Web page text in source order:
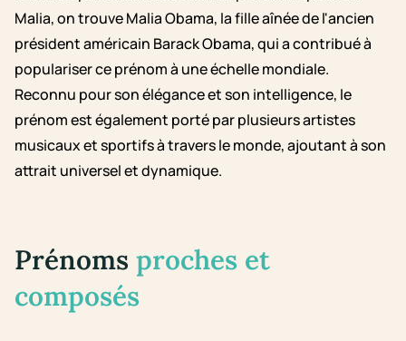
Malia, on trouve Malia Obama, la fille aînée de l'ancien
président américain Barack Obama, qui a contribué à
populariser ce prénom à une échelle mondiale.
Reconnu pour son élégance et son intelligence, le
prénom est également porté par plusieurs artistes
musicaux et sportifs à travers le monde, ajoutant à son
attrait universel et dynamique.
Prénoms proches et
composés